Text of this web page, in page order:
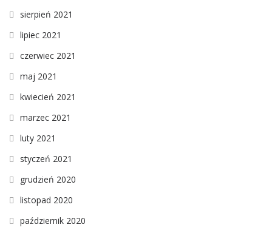
sierpień 2021
lipiec 2021
czerwiec 2021
maj 2021
kwiecień 2021
marzec 2021
luty 2021
styczeń 2021
grudzień 2020
listopad 2020
październik 2020